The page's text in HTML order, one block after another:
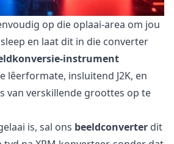
op die oplaai-area om jou
en laat dit in die converter
instrument
lêerformate, insluitend J2K, en
van verskillende groottes op te
is, sal ons beeldconverter dit